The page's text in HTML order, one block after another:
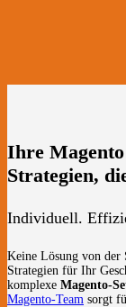
Ihre
Strategien,
Individuell.
Keine Lösung von der
Strategien für Ihr
komplexe Magento-
Magento-Team sorgt